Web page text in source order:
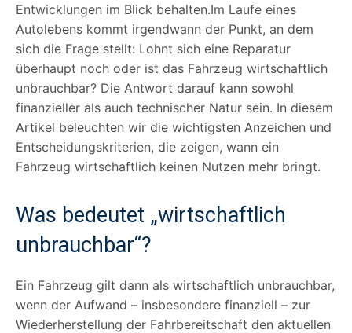
Entwicklungen im Blick behalten.Im Laufe eines
Autolebens kommt irgendwann der Punkt, an dem
sich die Frage stellt: Lohnt sich eine Reparatur
überhaupt noch oder ist das Fahrzeug wirtschaftlich
unbrauchbar? Die Antwort darauf kann sowohl
finanzieller als auch technischer Natur sein. In diesem
Artikel beleuchten wir die wichtigsten Anzeichen und
Entscheidungskriterien, die zeigen, wann ein
Fahrzeug wirtschaftlich keinen Nutzen mehr bringt.
Was bedeutet „wirtschaftlich
unbrauchbar“?
Ein Fahrzeug gilt dann als wirtschaftlich unbrauchbar,
wenn der Aufwand – insbesondere finanziell – zur
Wiederherstellung der Fahrbereitschaft den aktuellen